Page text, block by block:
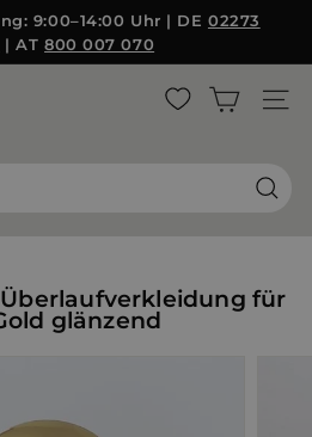
Pause
Diashow
9:00–14:00 Uhr | DE 02273
| AT800 007 070
für
glänzend
undefined